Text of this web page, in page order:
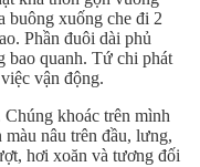
buông xuống che đi 2
Phần đuôi dài phủ
bao quanh. Tứ chi phát
vận động.
khoác trên mình
nâu trên đầu, lưng,
hơi xoăn và tương đối